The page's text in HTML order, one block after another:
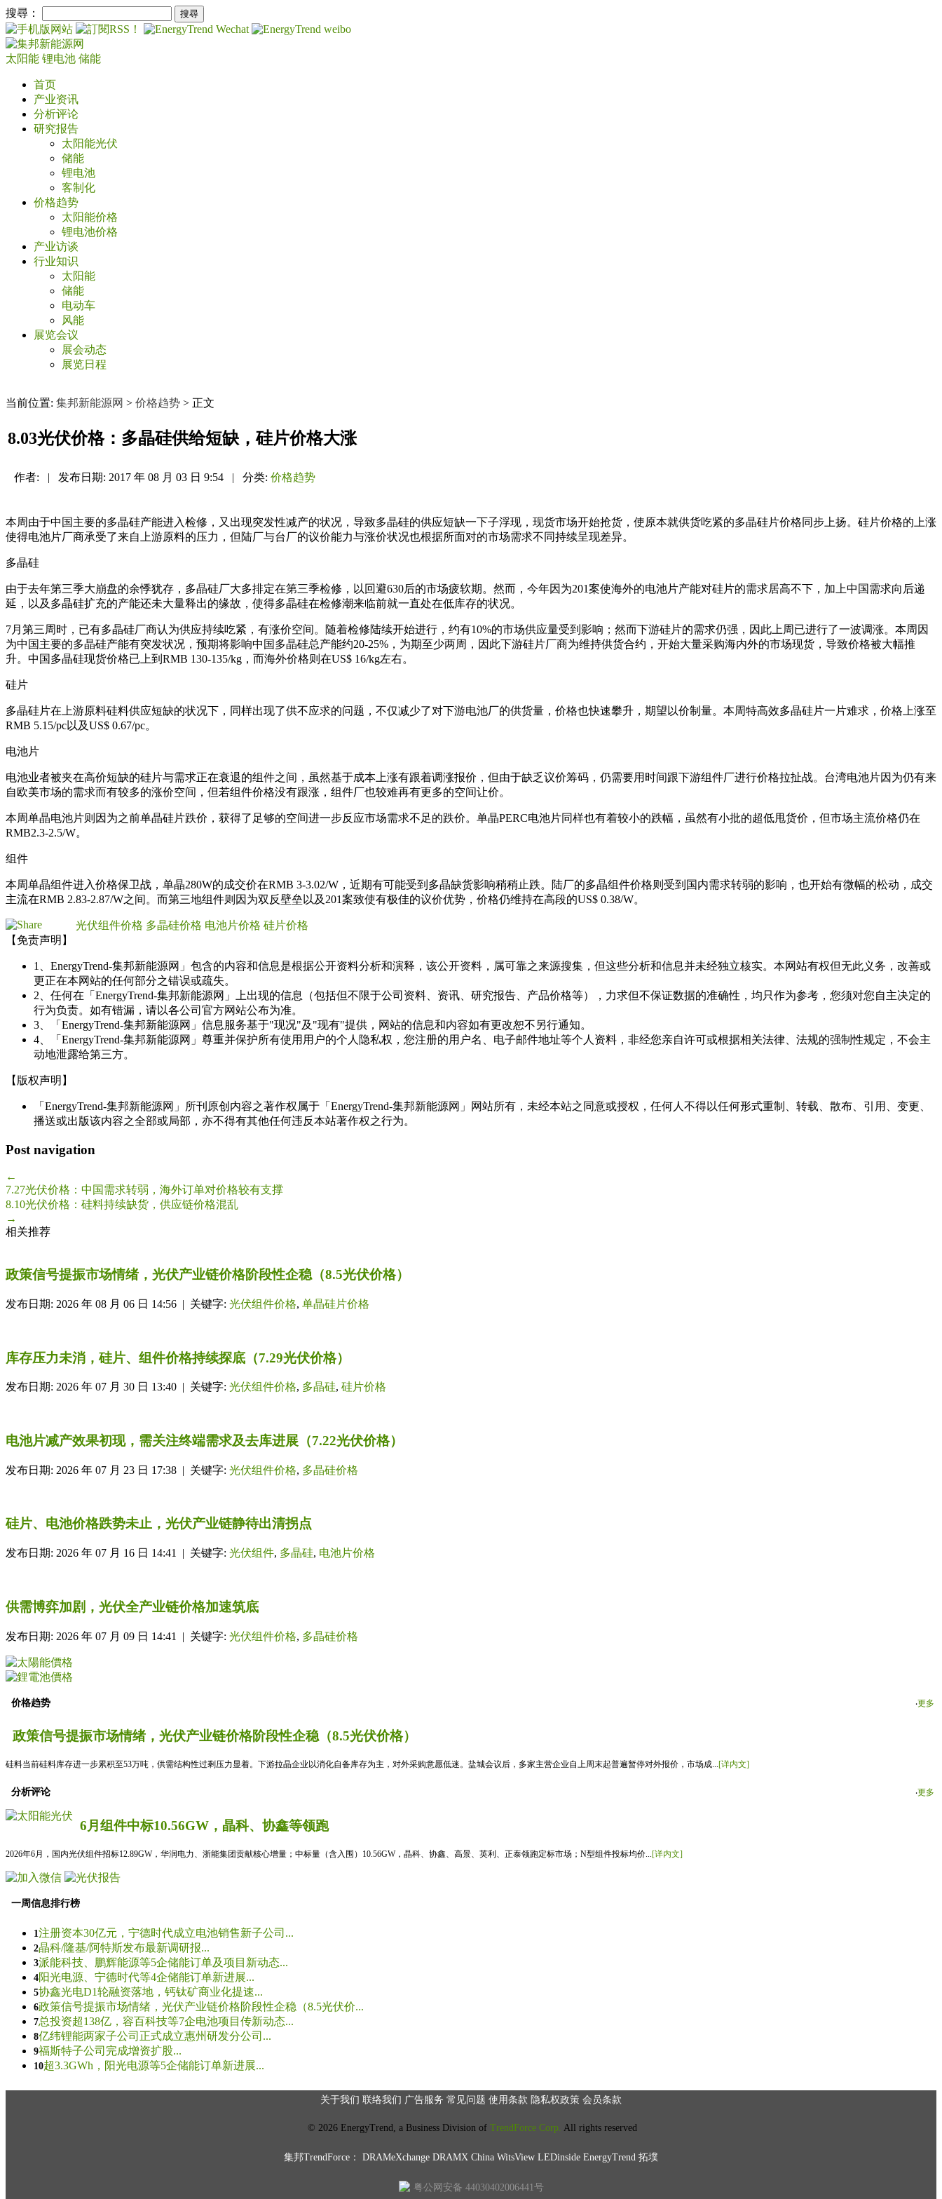
搜尋：
太阳能 锂电池 储能
首页
产业资讯
分析评论
研究报告
太阳能光伏
储能
锂电池
客制化
价格趋势
太阳能价格
锂电池价格
产业访谈
行业知识
太阳能
储能
电动车
风能
展览会议
展会动态
展览日程
当前位置: 集邦新能源网 > 价格趋势 > 正文
8.03光伏价格：多晶硅供给短缺，硅片价格大涨
作者: | 发布日期: 2017 年 08 月 03 日 9:54 | 分类: 价格趋势
本周由于中国主要的多晶硅产能进入检修，又出现突发性减产的状况，导致多晶硅的供应短缺一下子浮现，现货市场开始抢货，使原本就供货吃紧的多晶硅片价格同步上扬。硅片价格的上涨
使得电池片厂商承受了来自上游原料的压力，但陆厂与台厂的议价能力与涨价状况也根据所面对的市场需求不同持续呈现差异。
多晶硅
由于去年第三季大崩盘的余悸犹存，多晶硅厂大多排定在第三季检修，以回避630后的市场疲软期。然而，今年因为201案使海外的电池片产能对硅片的需求居高不下，加上中国需求向后递
延，以及多晶硅扩充的产能还未大量释出的缘故，使得多晶硅在检修潮来临前就一直处在低库存的状况。
7月第三周时，已有多晶硅厂商认为供应持续吃紧，有涨价空间。随着检修陆续开始进行，约有10%的市场供应量受到影响；然而下游硅片的需求仍强，因此上周已进行了一波调涨。本周因
为中国主要的多晶硅产能有突发状况，预期将影响中国多晶硅总产能约20-25%，为期至少两周，因此下游硅片厂商为维持供货合约，开始大量采购海内外的市场现货，导致价格被大幅推
升。中国多晶硅现货价格已上到RMB 130-135/kg，而海外价格则在US$ 16/kg左右。
硅片
多晶硅片在上游原料硅料供应短缺的状况下，同样出现了供不应求的问题，不仅减少了对下游电池厂的供货量，价格也快速攀升，期望以价制量。本周特高效多晶硅片一片难求，价格上涨至
RMB 5.15/pc以及US$ 0.67/pc。
电池片
电池业者被夹在高价短缺的硅片与需求正在衰退的组件之间，虽然基于成本上涨有跟着调涨报价，但由于缺乏议价筹码，仍需要用时间跟下游组件厂进行价格拉扯战。台湾电池片因为仍有来
自欧美市场的需求而有较多的涨价空间，但若组件价格没有跟涨，组件厂也较难再有更多的空间让价。
本周单晶电池片则因为之前单晶硅片跌价，获得了足够的空间进一步反应市场需求不足的跌价。单晶PERC电池片同样也有着较小的跌幅，虽然有小批的超低甩货价，但市场主流价格仍在
RMB2.3-2.5/W。
组件
本周单晶组件进入价格保卫战，单晶280W的成交价在RMB 3-3.02/W，近期有可能受到多晶缺货影响稍稍止跌。陆厂的多晶组件价格则受到国内需求转弱的影响，也开始有微幅的松动，成交
主流在RMB 2.83-2.87/W之间。而第三地组件则因为双反壁垒以及201案致使有极佳的议价优势，价格仍维持在高段的US$ 0.38/W。
光伏组件价格 多晶硅价格 电池片价格 硅片价格
【免责声明】
1、EnergyTrend-集邦新能源网」包含的内容和信息是根据公开资料分析和演释，该公开资料，属可靠之来源搜集，但这些分析和信息并未经独立核实。本网站有权但无此义务，改善或
更正在本网站的任何部分之错误或疏失。
2、任何在「EnergyTrend-集邦新能源网」上出现的信息（包括但不限于公司资料、资讯、研究报告、产品价格等），力求但不保证数据的准确性，均只作为参考，您须对您自主决定的
行为负责。如有错漏，请以各公司官方网站公布为准。
3、「EnergyTrend-集邦新能源网」信息服务基于"现况"及"现有"提供，网站的信息和内容如有更改恕不另行通知。
4、「EnergyTrend-集邦新能源网」尊重并保护所有使用用户的个人隐私权，您注册的用户名、电子邮件地址等个人资料，非经您亲自许可或根据相关法律、法规的强制性规定，不会主
动地泄露给第三方。
【版权声明】
「EnergyTrend-集邦新能源网」所刊原创内容之著作权属于「EnergyTrend-集邦新能源网」网站所有，未经本站之同意或授权，任何人不得以任何形式重制、转载、散布、引用、变更、
播送或出版该内容之全部或局部，亦不得有其他任何违反本站著作权之行为。
Post navigation
←
7.27光伏价格：中国需求转弱，海外订单对价格较有支撑
8.10光伏价格：硅料持续缺货，供应链价格混乱
→
相关推荐
政策信号提振市场情绪，光伏产业链价格阶段性企稳（8.5光伏价格）
发布日期: 2026 年 08 月 06 日 14:56 | 关键字: 光伏组件价格, 单晶硅片价格
库存压力未消，硅片、组件价格持续探底（7.29光伏价格）
发布日期: 2026 年 07 月 30 日 13:40 | 关键字: 光伏组件价格, 多晶硅, 硅片价格
电池片减产效果初现，需关注终端需求及去库进展（7.22光伏价格）
发布日期: 2026 年 07 月 23 日 17:38 | 关键字: 光伏组件价格, 多晶硅价格
硅片、电池价格跌势未止，光伏产业链静待出清拐点
发布日期: 2026 年 07 月 16 日 14:41 | 关键字: 光伏组件, 多晶硅, 电池片价格
供需博弈加剧，光伏全产业链价格加速筑底
发布日期: 2026 年 07 月 09 日 14:41 | 关键字: 光伏组件价格, 多晶硅价格
价格趋势 ‧更多
政策信号提振市场情绪，光伏产业链价格阶段性企稳（8.5光伏价格）
硅料当前硅料库存进一步累积至53万吨，供需结构性过剩压力显着。下游拉晶企业以消化自备库存为主，对外采购意愿低迷。盐城会议后，多家主营企业自上周末起普遍暂停对外报价，市场成...[详内文]
分析评论 ‧更多
6月组件中标10.56GW，晶科、协鑫等领跑
2026年6月，国内光伏组件招标12.89GW，华润电力、浙能集团贡献核心增量；中标量（含入围）10.56GW，晶科、协鑫、高景、英利、正泰领跑定标市场；N型组件投标均价... [详内文]
一周信息排行榜
1注册资本30亿元，宁德时代成立电池销售新子公司...
2晶科/隆基/阿特斯发布最新调研报...
3派能科技、鹏辉能源等5企储能订单及项目新动态...
4阳光电源、宁德时代等4企储能订单新进展...
5协鑫光电D1轮融资落地，钙钛矿商业化提速...
6政策信号提振市场情绪，光伏产业链价格阶段性企稳（8.5光伏价...
7总投资超138亿，容百科技等7企电池项目传新动态...
8亿纬锂能两家子公司正式成立惠州研发分公司...
9福斯特子公司完成增资扩股...
10超3.3GWh，阳光电源等5企储能订单新进展...
关于我们 联络我们 广告服务 常见问题 使用条款 隐私权政策 会员条款
© 2026 EnergyTrend, a Business Division of TrendForce Corp. All rights reserved
集邦TrendForce： DRAMeXchange DRAMX China WitsView LEDinside EnergyTrend 拓墣
粤公网安备 44030402006441号